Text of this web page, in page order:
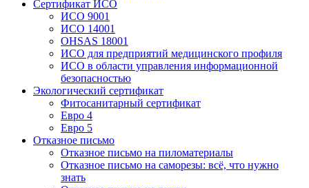
Сертификат ИСО
ИСО 9001
ИСО 14001
OHSAS 18001
ИСО для предприятий медицинского профиля
ИСО в области управления информационной
безопасностью
Экологический сертификат
Фитосанитарный сертификат
Евро 4
Евро 5
Отказное письмо
Отказное письмо на пиломатериалы
Отказное письмо на саморезы: всё, что нужно
знать